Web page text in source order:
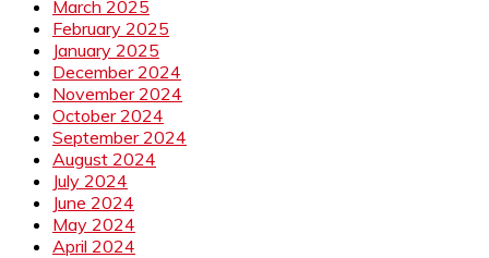
March 2025
February 2025
January 2025
December 2024
November 2024
October 2024
September 2024
August 2024
July 2024
June 2024
May 2024
April 2024